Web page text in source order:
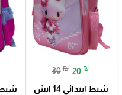
30 ₪ 20 ₪
شنط ابتدائي 14 انش